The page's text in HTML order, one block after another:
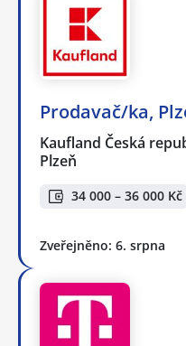
Prodavač/ka,
Kaufland Česká
Plzeň
34 000 – 36 000 Kč
Zveřejněno: 6. srpna